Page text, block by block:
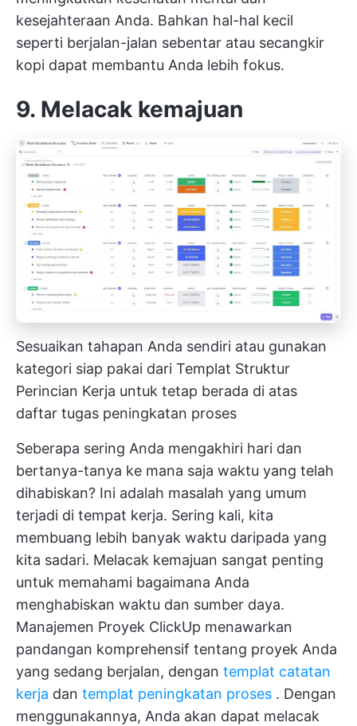
kesejahteraan Anda. Bahkan hal-hal kecil
seperti berjalan-jalan sebentar atau secangkir
kopi dapat membantu Anda lebih fokus.
9. Melacak kemajuan
Sesuaikan tahapan Anda sendiri atau gunakan
kategori siap pakai dari Templat Struktur
Perincian Kerja untuk tetap berada di atas
daftar tugas peningkatan proses
Seberapa sering Anda mengakhiri hari dan
bertanya-tanya ke mana saja waktu yang telah
dihabiskan? Ini adalah masalah yang umum
terjadi di tempat kerja. Sering kali, kita
membuang lebih banyak waktu daripada yang
kita sadari. Melacak kemajuan sangat penting
untuk memahami bagaimana Anda
menghabiskan waktu dan sumber daya.
Manajemen Proyek ClickUp menawarkan
pandangan komprehensif tentang proyek Anda
yang sedang berjalan, dengan templat catatan
kerja dan templat peningkatan proses . Dengan
menggunakannya, Anda akan dapat melacak